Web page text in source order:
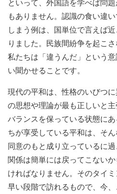
もありません。認識の食い違
しまう例は、国単位で言えば
りました。民族間紛争を起こ
私たちは「違うんだ」という
い聞かせることです。
現代の平和は、性格のいびつ
の思想や理論が最も正しいと
バランスを保っている状態に
ちが享受している平和は、そ
同意のもと成り立っているに
関係は簡単には戻ってこない
ければなりません。そのタイ
早い段階で訪れるもので、今